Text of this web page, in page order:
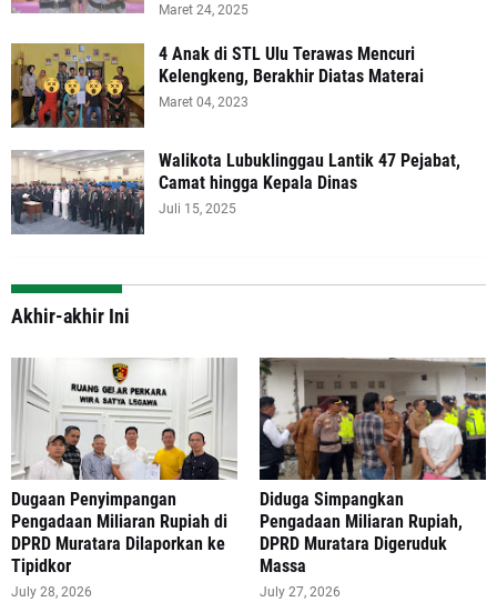
Maret 24, 2025
4 Anak di STL Ulu Terawas Mencuri
Kelengkeng, Berakhir Diatas Materai
Maret 04, 2023
Walikota Lubuklinggau Lantik 47 Pejabat,
Camat hingga Kepala Dinas
Juli 15, 2025
Akhir-akhir Ini
‎Dugaan Penyimpangan
Pengadaan Miliaran Rupiah di
DPRD Muratara Dilaporkan ke
Tipidkor
July 28, 2026
Diduga Simpangkan
Pengadaan Miliaran Rupiah,
DPRD Muratara Digeruduk
Massa
July 27, 2026